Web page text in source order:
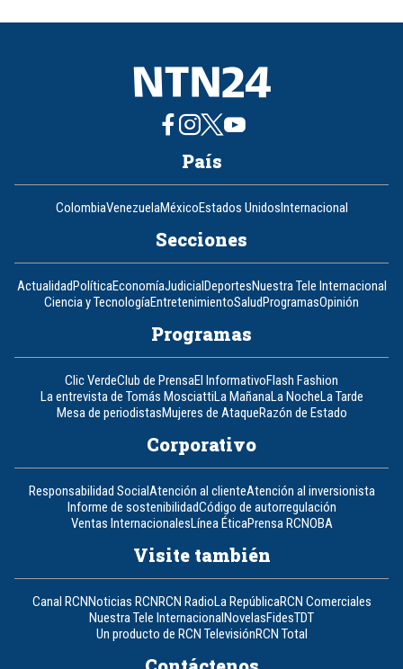
8
País
ColombiaVenezuelaMéxicoEstados UnidosInternacional
Secciones
ActualidadPolíticaEconomíaJudicialDeportesNuestra Tele Internacional
Ciencia y TecnologíaEntretenimientoSaludProgramasOpinión
Programas
Clic VerdeClub de PrensaEl InformativoFlash Fashion
La entrevista de Tomás MosciattiLa MañanaLa NocheLa Tarde
Mesa de periodistasMujeres de AtaqueRazón de Estado
Corporativo
Responsabilidad SocialAtención al clienteAtención al inversionista
Informe de sostenibilidadCódigo de autorregulación
Ventas InternacionalesLínea ÉticaPrensa RCNOBA
Visite también
Canal RCNNoticias RCNRCN RadioLa RepúblicaRCN Comerciales
Nuestra Tele InternacionalNovelasFidesTDT
Un producto de RCN TelevisiónRCN Total